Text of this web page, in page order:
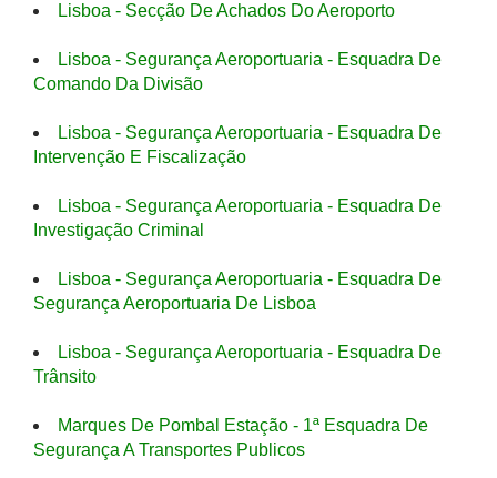
Lisboa - Secção De Achados Do Aeroporto
Lisboa - Segurança Aeroportuaria - Esquadra De
Comando Da Divisão
Lisboa - Segurança Aeroportuaria - Esquadra De
Intervenção E Fiscalização
Lisboa - Segurança Aeroportuaria - Esquadra De
Investigação Criminal
Lisboa - Segurança Aeroportuaria - Esquadra De
Segurança Aeroportuaria De Lisboa
Lisboa - Segurança Aeroportuaria - Esquadra De
Trânsito
Marques De Pombal Estação - 1ª Esquadra De
Segurança A Transportes Publicos